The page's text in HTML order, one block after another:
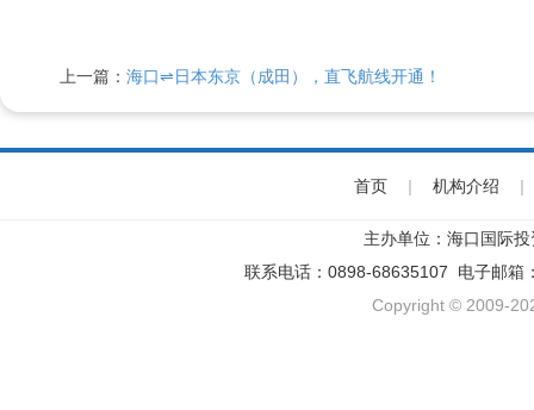
上一篇： 海口⇌日本东京（成田），直飞航线开通！
首页 | 机构介绍 |
主办单位：海口国际
联系电话：0898-68635107 电子邮箱
Copyright © 2009-